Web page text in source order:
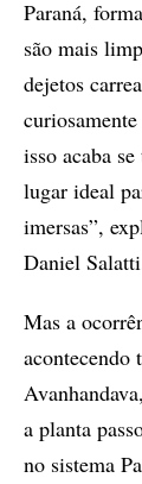
Paraná,
são mais
dejetos
isso acaba
lugar ideal
imersas”,
Daniel
Mas a
acontecendo
a planta
no sistema